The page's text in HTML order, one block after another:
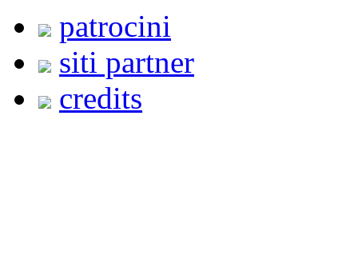
patrocini
siti partner
credits